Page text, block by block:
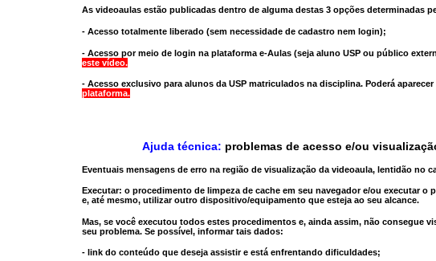
As videoaulas estão publicadas dentro de alguma destas 3 opções determinadas
- Acesso totalmente liberado (sem necessidade de cadastro nem login);
- Acesso por meio de login na plataforma e-Aulas (seja aluno USP ou público
este vídeo.
- Acesso exclusivo para alunos da USP matriculados na disciplina. Poderá
plataforma.
Ajuda técnica: problemas de acesso e/ou
Eventuais mensagens de erro na região de visualização da videoaula, lentidão no
Executar: o procedimento de limpeza de cache em seu navegador e/ou executar o
e, até mesmo, utilizar outro dispositivo/equipamento que esteja ao seu alcance.
Mas, se você executou todos estes procedimentos e, ainda assim, não consegue
seu problema. Se possível, informar tais dados:
- link do conteúdo que deseja assistir e está enfrentando dificuldades;